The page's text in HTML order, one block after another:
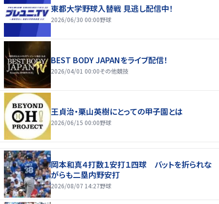
東都大学野球入替戦 見逃し配信中！
2026/06/30 00:00野球
BEST BODY JAPANをライブ配信！
2026/04/01 00:00その他競技
王貞治・栗山英樹にとっての甲子園とは
2026/06/15 00:00野球
岡本和真４打数１安打１四球 バットを折られな
がらも二塁内野安打
2026/08/07 14:27野球